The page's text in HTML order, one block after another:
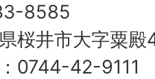
8585
桜井市大字粟
0744-42-9111